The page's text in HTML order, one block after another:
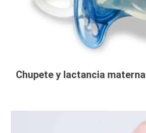
Chupete y lactancia materna